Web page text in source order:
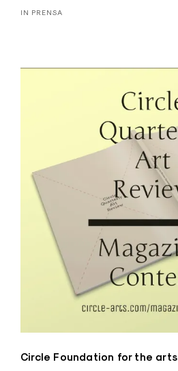
IN PRENSA
Circle Foundation for the arts